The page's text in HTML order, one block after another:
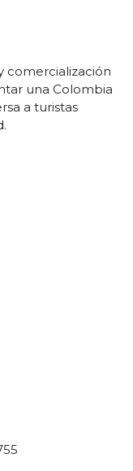
comercialización
una Colombia
a turistas